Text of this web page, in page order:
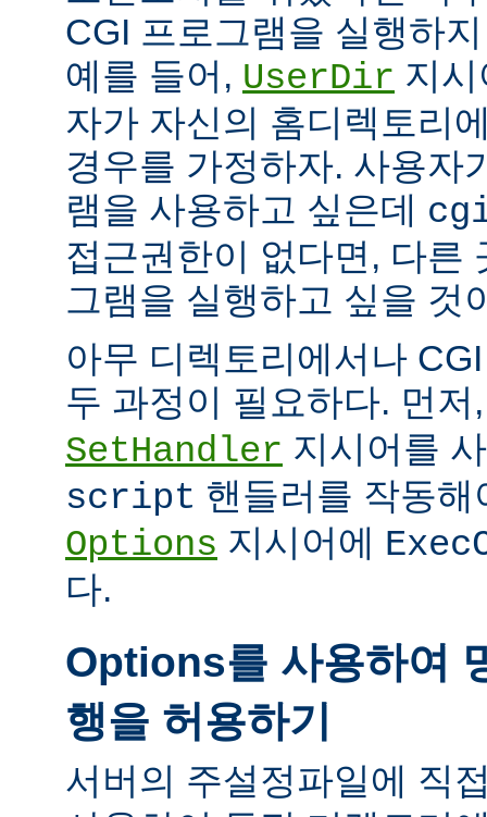
CGI 프로그램을 실행하
예를 들어, UserDir 지
자가 자신의 홈디렉토리
경우를 가정하자. 사용자
램을 사용하고 싶은데
접근권한이 없다면, 다른
그램을 실행하고 싶을 것
아무 디렉토리에서나
두 과정이 필요하다. 먼
SetHandler 지시어를
script 핸들러를 작동
Options 지시어에
다.
Options를 사용하여
행을 허용하기
서버의 주설정파일에 직